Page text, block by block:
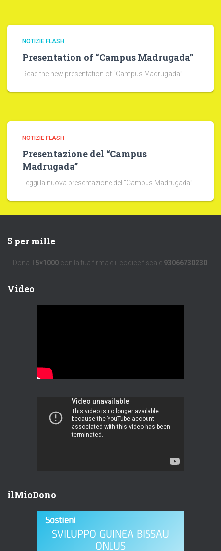
NOTIZIE FLASH
Presentation of “Campus Madrugada”
Read the new presentation of “Campus Madrugada”.
NOTIZIE FLASH
Presentazione del “Campus
Madrugada”
Leggi la nuova presentazione del “Campus Madrugada”.
5 per mille
Dona il 5×1000con la tua firma e il codice fiscale 93066730230.
Video
ilMioDono
Sostieni
SVILUPPO GUINEA BISSAU
ONLUS